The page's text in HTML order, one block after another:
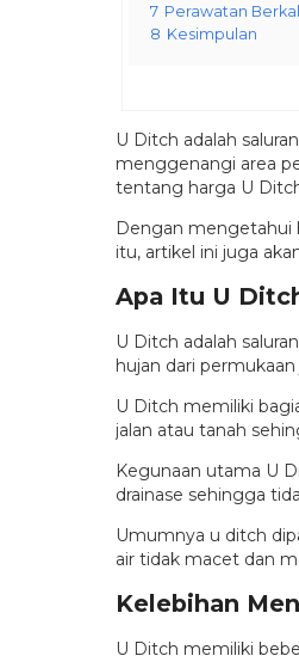
7 Perawatan
8 Kesimpulan
U Ditch adalah
menggenangi area
tentang harga U
Dengan mengetahui
itu, artikel ini juga
Apa Itu U
U Ditch adalah
hujan dari
U Ditch memiliki
jalan atau tanah
Kegunaan utama U
drainase sehingga
Umumnya u ditch
air tidak macet dan
Kelebihan
U Ditch memiliki